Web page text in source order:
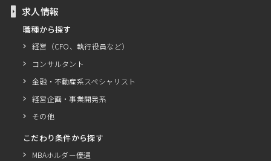
求人情報
職種から探す
経営（CFO、執行役員など）
コンサルタント
金融・不動産系スペシャリスト
経営企画・事業開発系
その他
こだわり条件から探す
MBAホルダー優遇